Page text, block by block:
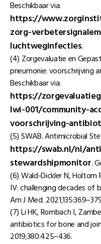
Beschikbaar via:
https://
zorg-
luchtweginfecties.
(4) Zorgevaluatie en
pneumonie: voorschrijving
Beschikbaar via:
https://
lwi-001/community-
voorschrijving-
(5) SWAB. Antimicrobial
https://swab.nl/nl/
stewardshipmonitor.
(6) Wald-Dickler N, Holtom
IV: challenging decades
Am J Med.
(7) Li HK, Rombach I,
antibiotics for bone and
2019;380:425–436.